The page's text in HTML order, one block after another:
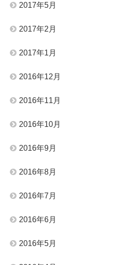
2017年5月
2017年2月
2017年1月
2016年12月
2016年11月
2016年10月
2016年9月
2016年8月
2016年7月
2016年6月
2016年5月